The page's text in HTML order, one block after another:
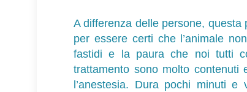
A differenza delle persone,
per essere certi che l’animale
fastidi e la paura che noi tutti
trattamento sono molto contenuti
l’anestesia. Dura pochi minuti